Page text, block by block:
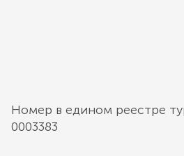
Номер в едином реестре
0003383